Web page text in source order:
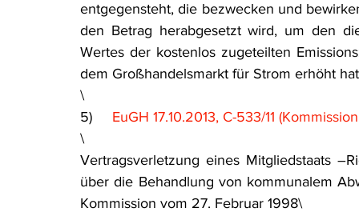
entgegensteht, die bezwecken und
den Betrag herabgesetzt wird, um den
Wertes der kostenlos zugeteilten
dem Großhandelsmarkt für Strom erhöht
\
5) EuGH 17.10.2013, C-533/11
\
Vertragsverletzung eines Mitgliedstaats
über die Behandlung von kommunalem
Kommission vom 27. Februar 1998\